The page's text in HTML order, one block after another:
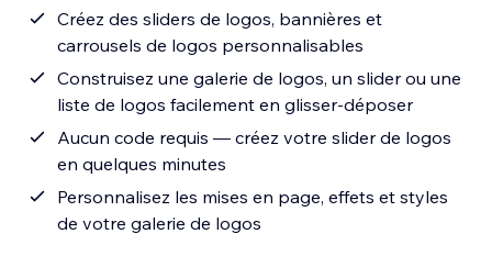
Créez des sliders de logos, bannières et
carrousels de logos personnalisables
Construisez une galerie de logos, un slider ou une
liste de logos facilement en glisser-déposer
Aucun code requis — créez votre slider de logos
en quelques minutes
Personnalisez les mises en page, effets et styles
de votre galerie de logos